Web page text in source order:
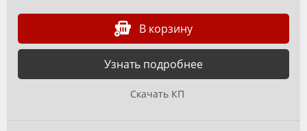
В корзину
Узнать подробнее
Скачать КП